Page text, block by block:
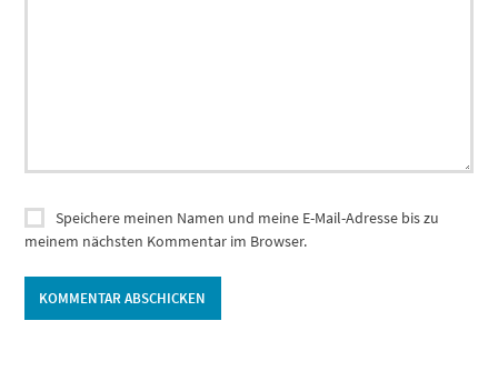
Speichere meinen Namen und meine E-Mail-Adresse bis zu
meinem nächsten Kommentar im Browser.